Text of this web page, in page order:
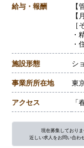
給与・報酬
［
・
・
・
・
【
【
【
月
※
給
【
施設形態 シ
事業所所在地 東
アクセス
現在募集しておりま
近しい求人をお問い合わ